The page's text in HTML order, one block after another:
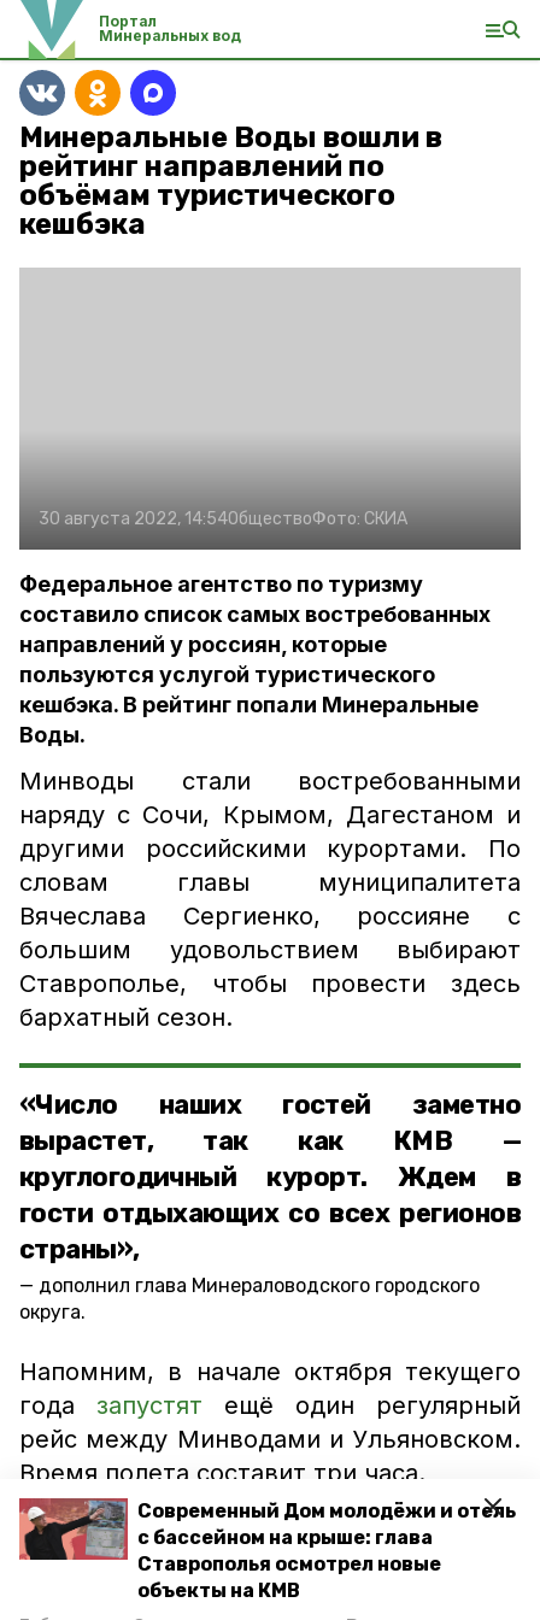
Современный Дом молодёжи и отель
с бассейном на крыше: глава
Ставрополья осмотрел новые
объекты на КМВ
Портал
Минеральных вод
Минеральные Воды вошли в
рейтинг направлений по
объёмам туристического
кешбэка
30 августа 2022, 14:54ОбществоФото: СКИА
Федеральное агентство по туризму
составило список самых востребованных
направлений у россиян, которые
пользуются услугой туристического
кешбэка. В рейтинг попали Минеральные
Воды.
Минводы стали востребованными
наряду с Сочи, Крымом, Дагестаном и
другими российскими курортами. По
словам главы муниципалитета
Вячеслава Сергиенко, россияне с
большим удовольствием выбирают
Ставрополье, чтобы провести здесь
бархатный сезон.
«Число наших гостей заметно
вырастет, так как КМВ —
круглогодичный курорт. Ждем в
гости отдыхающих со всех регионов
страны»,
дополнил глава Минераловодского городского
округа.
Напомним, в начале октября текущего
года запустят ещё один регулярный
рейс между Минводами и Ульяновском.
Время полета составит три часа.
минераловодский округ
минераловодский округ новости